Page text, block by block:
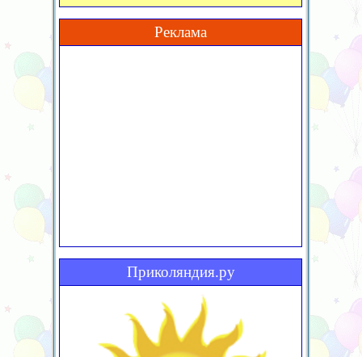
Реклама
Приколяндия.ру